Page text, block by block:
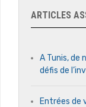
ARTICLES
A Tunis, de
défis de
Entrées de